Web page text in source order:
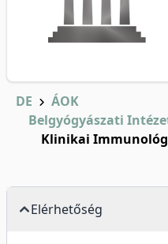
DE
ÁOK
Belgyógyászati
Klinikai
Elérhetőség